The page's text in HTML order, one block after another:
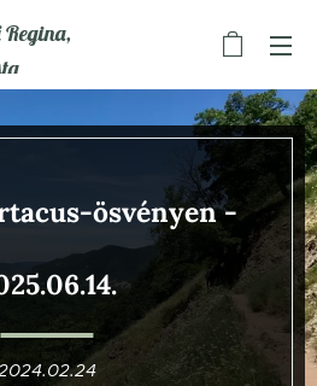
ösvényen-